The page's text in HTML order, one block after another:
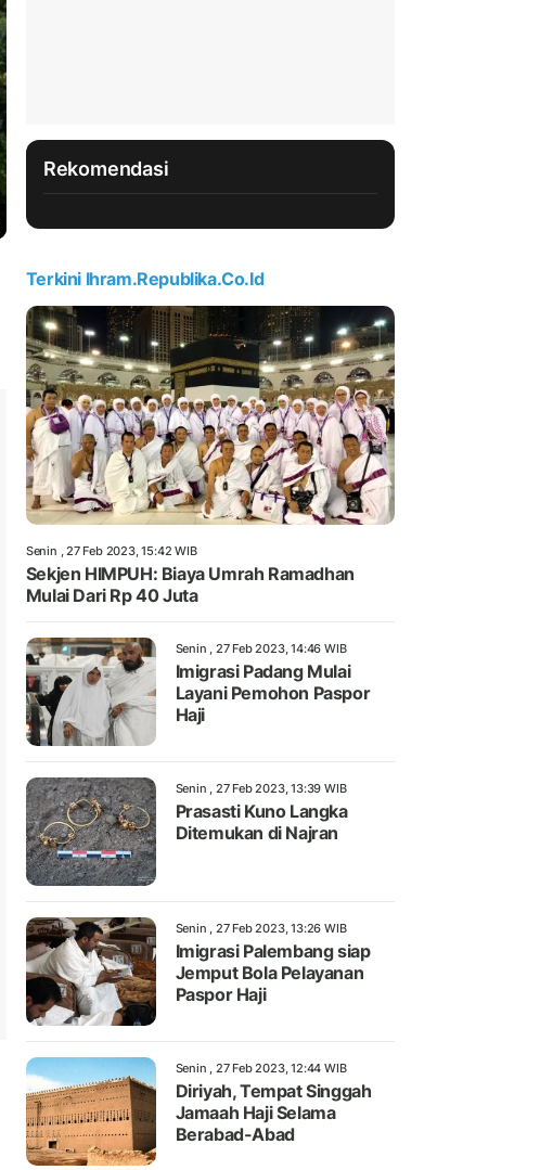
Rekomendasi
Terkini Ihram.republika.co.id
Senin , 27 Feb 2023, 15:42 WIB
Sekjen HIMPUH: Biaya Umrah Ramadhan
Mulai Dari Rp 40 Juta
Senin , 27 Feb 2023, 14:46 WIB
Imigrasi Padang Mulai
Layani Pemohon Paspor
Haji
Senin , 27 Feb 2023, 13:39 WIB
Prasasti Kuno Langka
Ditemukan di Najran
Senin , 27 Feb 2023, 13:26 WIB
Imigrasi Palembang siap
Jemput Bola Pelayanan
Paspor Haji
Senin , 27 Feb 2023, 12:44 WIB
Diriyah, Tempat Singgah
Jamaah Haji Selama
Berabad-Abad